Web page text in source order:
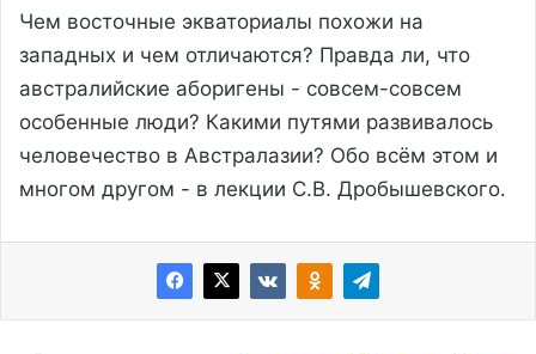
Чем восточные экваториалы похожи на
западных и чем отличаются? Правда ли, что
австралийские аборигены - совсем-совсем
особенные люди? Какими путями развивалось
человечество в Австралазии? Обо всём этом и
многом другом - в лекции С.В. Дробышевского.